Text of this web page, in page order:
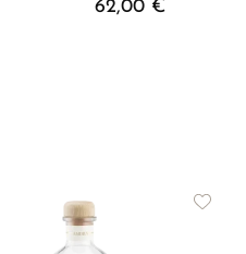
62,00 €